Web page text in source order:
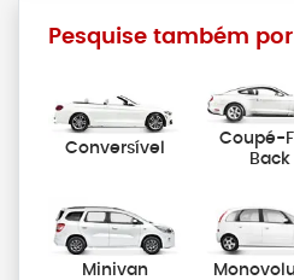
Pesquise também
Conversível
Coupé-
Back
Minivan